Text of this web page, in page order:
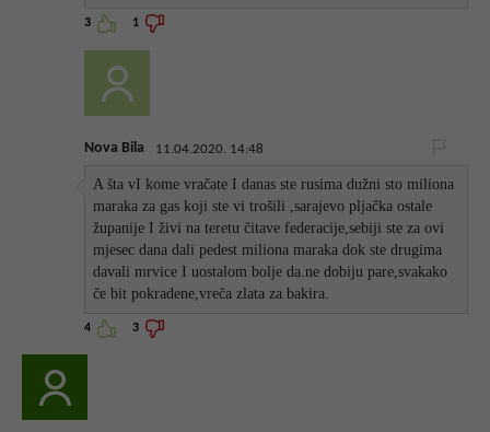
3 1
Nova Bila 11.04.2020. 14:48
A šta vI kome vračate I danas ste rusima dužni sto miliona
maraka za gas koji ste vi trošili ,sarajevo pljačka ostale
županije I živi na teretu čitave federacije,sebiji ste za ovi
mjesec dana dali pedest miliona maraka dok ste drugima
davali mrvice I uostalom bolje da.ne dobiju pare,svakako
če bit pokradene,vreča zlata za bakira.
4 3